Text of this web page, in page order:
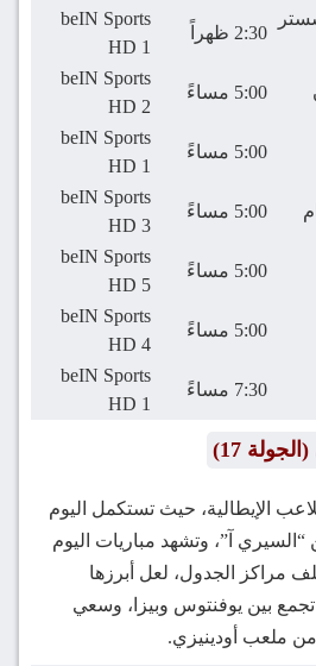
2:30 ظهراً
beIN Sports
HD 1
5:00 مساءً
beIN Sports
HD 2
5:00 مساءً
beIN Sports
HD 1
5:00 مساءً
beIN Sports
HD 3
5:00 مساءً
beIN Sports
HD 5
5:00 مساءً
beIN Sports
HD 4
7:30 مساءً
beIN Sports
HD 1
17)
الإيطالية، حيث تستكمل اليوم
الجولة 17 من “السيري آ”، وتشهد مباريات اليوم
مراكز الجدول، لعل أبرزها
تجمع بين يوفنتوس وبيزا، وسعي
من ملعب أودينيزي.